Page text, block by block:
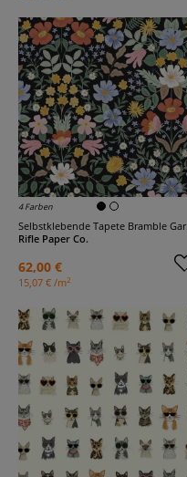
4 Farben
Selbstklebende Tapete Bramble Garden
Rifle Paper Co.
62,00 €
15,07 € /m2